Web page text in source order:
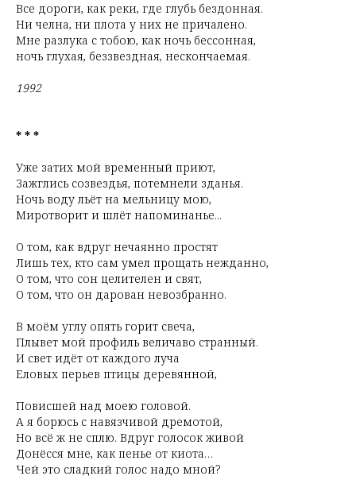
Все дороги, как реки, где глубь бездонная.
Ни челна, ни плота у них не причалено.
Мне разлука с тобою, как ночь бессонная,
ночь глухая, беззвездная, нескончаемая.
1992
* * *
Уже затих мой временный приют,
Зажглись созвездья, потемнели зданья.
Ночь воду льёт на мельницу мою,
Миротворит и шлёт напоминанье...
О том, как вдруг нечаянно простят
Лишь тех, кто сам умел прощать нежданно,
О том, что сон целителен и свят,
О том, что он дарован невозбранно.
В моём углу опять горит свеча,
Плывет мой профиль величаво странный.
И свет идёт от каждого луча
Еловых перьев птицы деревянной,
Повисшей над моею головой.
А я борюсь с навязчивой дремотой,
Но всё ж не сплю. Вдруг голосок живой
Донёсся мне, как пенье от киота…
Чей это сладкий голос надо мной?